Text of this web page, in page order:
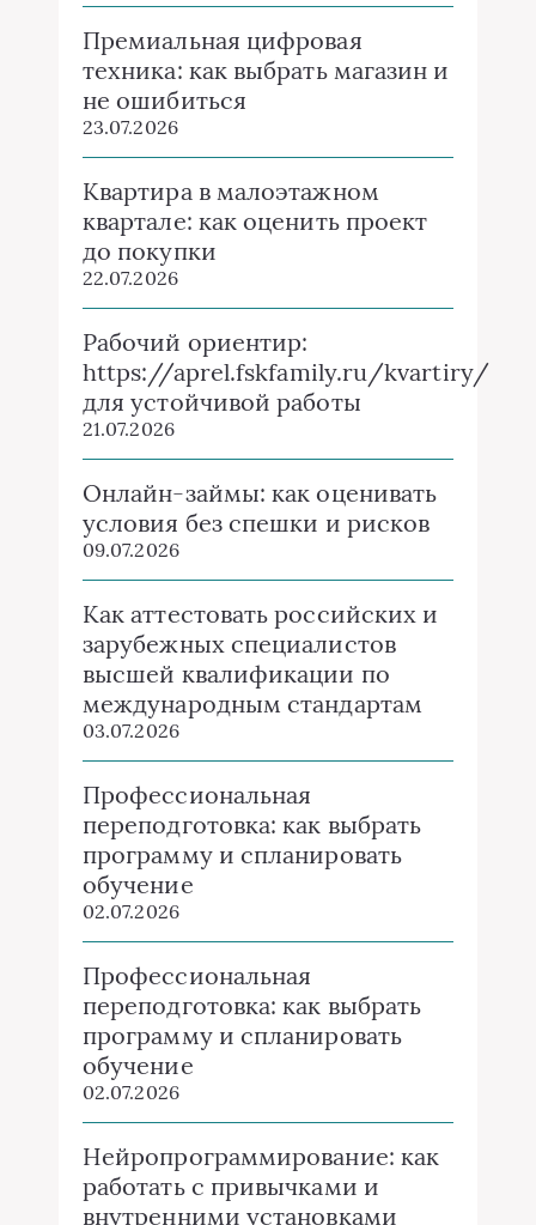
Премиальная цифровая
техника: как выбрать магазин и
не ошибиться
23.07.2026
Квартира в малоэтажном
квартале: как оценить проект
до покупки
22.07.2026
Рабочий ориентир:
https://aprel.fskfamily.ru/kvartiry/
для устойчивой работы
21.07.2026
Онлайн-займы: как оценивать
условия без спешки и рисков
09.07.2026
Как аттестовать российских и
зарубежных специалистов
высшей квалификации по
международным стандартам
03.07.2026
Профессиональная
переподготовка: как выбрать
программу и спланировать
обучение
02.07.2026
Профессиональная
переподготовка: как выбрать
программу и спланировать
обучение
02.07.2026
Нейропрограммирование: как
работать с привычками и
внутренними установками